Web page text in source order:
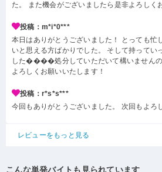
た。 また機会がございましたら是非よろしく
投稿：m*i*0***
本日はありがとうございました！ とっても
いと思える方ばかりでした。 そして持って
した����処分していただいて構いませんの
よろしくお願いいたします！
投稿：r*s*s***
今回もありがとうございました。 次回もよろ
レビューをもっと見る
こんな単発バイトも見られています